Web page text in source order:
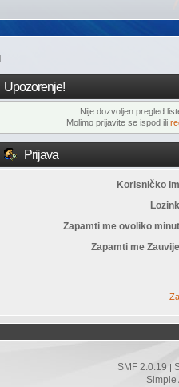
Upozorenje!
Nije dozvoljen pregled
Molimo prijavite se ispod ili
Prijava
Korisničko
Zapamti me ovoliko
Zapamti me
SMF 2.0.19
Simple